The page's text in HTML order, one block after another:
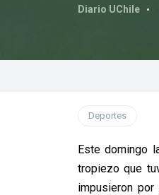
Diario UChile
Deportes
Este domingo
tropiezo que
impusieron